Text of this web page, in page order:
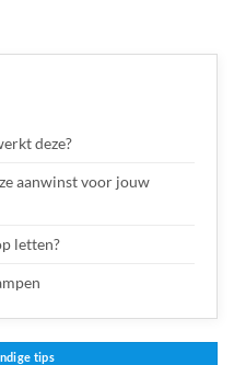
deze?
aanwinst voor jouw
letten?
tips